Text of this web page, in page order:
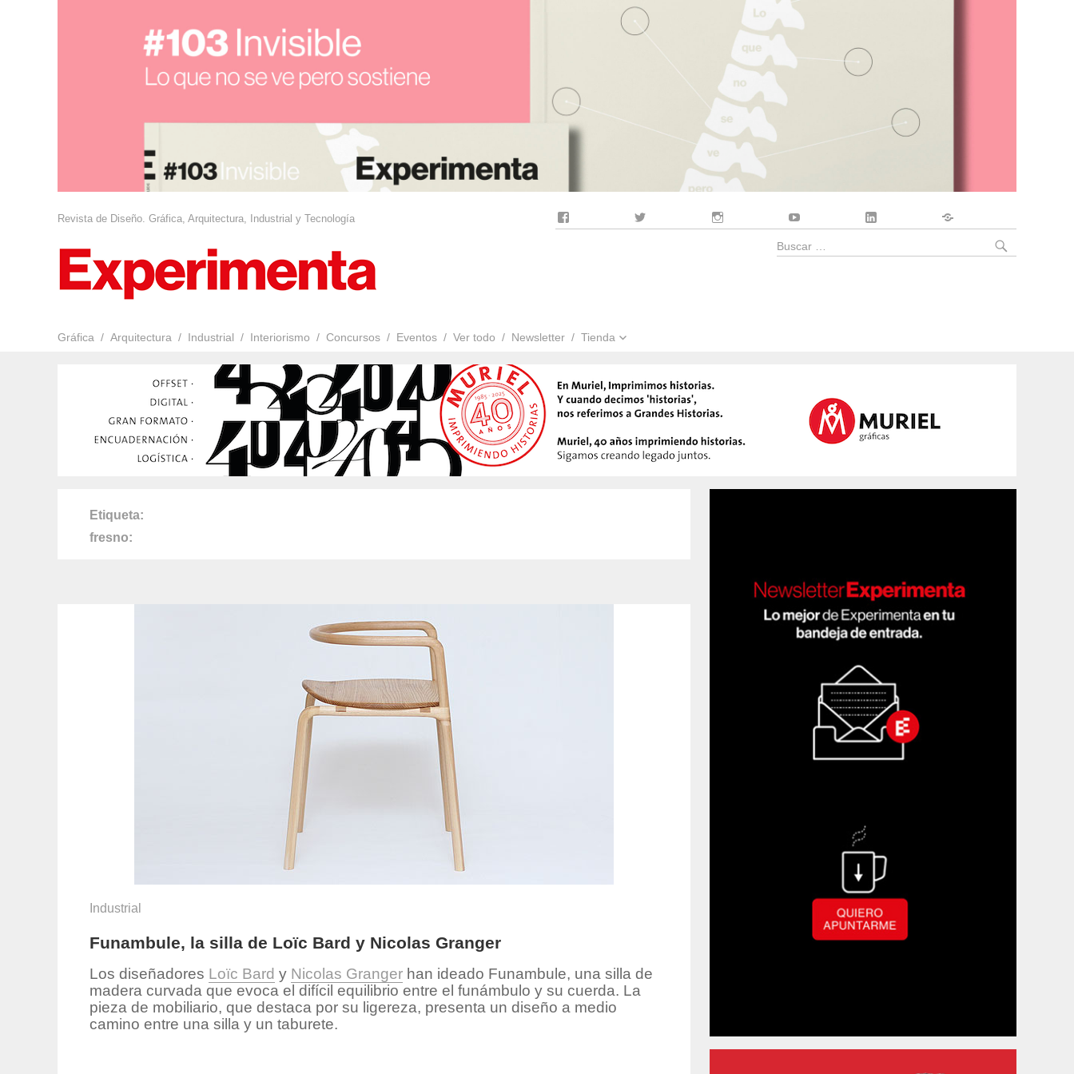
Revista de Diseño. Gráfica, Arquitectura, Industrial y Tecnología
Gráfica Arquitectura Industrial Interiorismo Concursos Eventos Ver todo Newsletter Tienda
Buscar
Etiqueta
fresno
Industrial
Funambule, la silla de Loïc Bard y Nicolas Granger
Los diseñadores Loïc Bard y Nicolas Grangerhan ideado Funambule, una silla de
madera curvada que evoca el difícil equilibrio entre el funámbulo y su cuerda. La
pieza de mobiliario, que destaca por su ligereza, presenta un diseño a medio
camino entre una silla y un taburete.